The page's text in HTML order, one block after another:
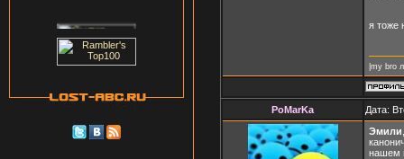
я тоже
|my bro
PoMarKa Дата:
Эмили
нашем